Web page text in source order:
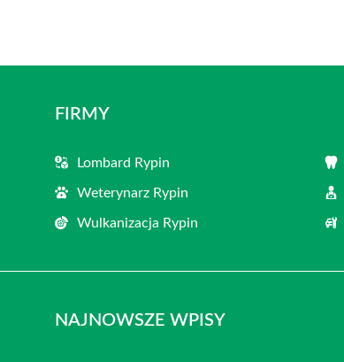
FIRMY
Lombard Rypin
Weterynarz Rypin
Wulkanizacja Rypin
NAJNOWSZE WPISY